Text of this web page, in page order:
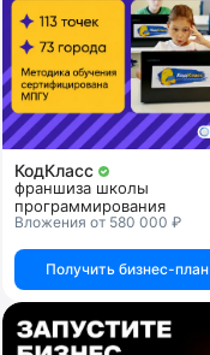
КодКласс
франшиза школы
программирования
Вложения от 580 000 ₽
Получить бизнес-план